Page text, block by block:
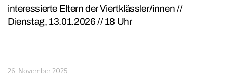
interessierte Eltern der Viertklässler/innen //
Dienstag, 13.01.2026 // 18 Uhr
26. November 2025